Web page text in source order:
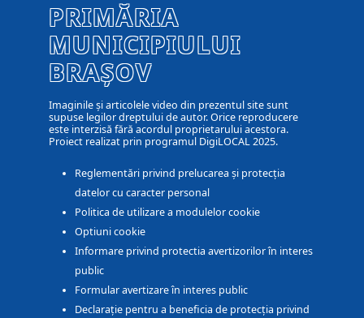
PRIMĂRIA
MUNICIPIULUI
BRAȘOV
Imaginile și articolele video din prezentul site sunt
supuse legilor dreptului de autor. Orice reproducere
este interzisă fără acordul proprietarului acestora.
Proiect realizat prin programul DigiLOCAL 2025.
Reglementări privind prelucarea și protecția
datelor cu caracter personal
Politica de utilizare a modulelor cookie
Optiuni cookie
Informare privind protectia avertizorilor în interes
public
Formular avertizare în interes public
Declarație pentru a beneficia de protecția privind